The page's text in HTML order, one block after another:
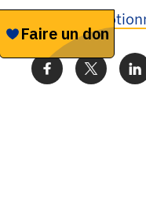
Soutien
Share: